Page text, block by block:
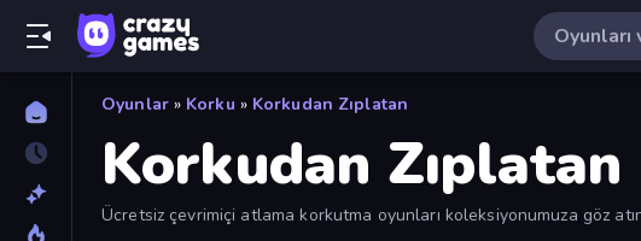
Oyunlar » Korku » Korkudan Zıplatan
Korkudan
Ücretsiz çevrimiçi atlama korkutma oyunları koleksiyonumuza göz